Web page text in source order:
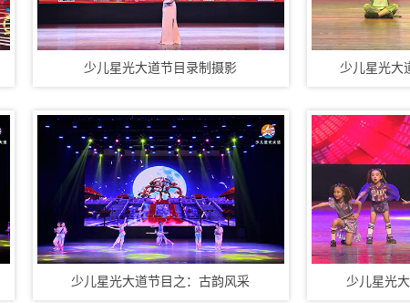
少儿星光大道节目录制摄影 少儿星光大
少儿星光大道节目之：古韵风采 少儿星光